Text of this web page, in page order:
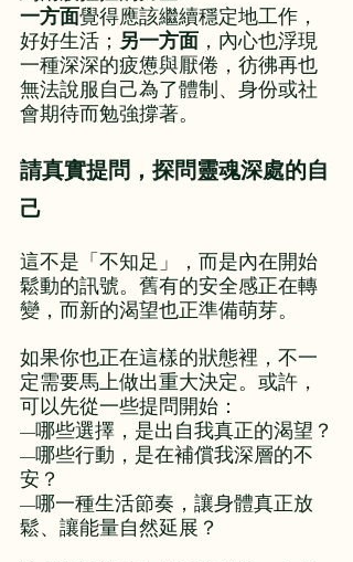
一方面覺得應該繼續穩定地工作，
好好生活； 另一方面 ，內心也浮現
一種深深的疲憊與厭倦，彷彿再也
無法說服自己為了體制、身份或社
會期待而勉強撐著。
請真實提問，探問靈魂深處的自
己
這不是「不知足」，而是內在開始
鬆動的訊號。舊有的安全感正在轉
變，而新的渴望也正準備萌芽。
如果你也正在這樣的狀態裡，不一
定需要馬上做出重大決定。或許，
可以先從一些提問開始：
—哪些選擇，是出自我真正的渴望？
—哪些行動，是在補償我深層的不
安？
—哪一種生活節奏，讓身體真正放
鬆、讓能量自然延展？